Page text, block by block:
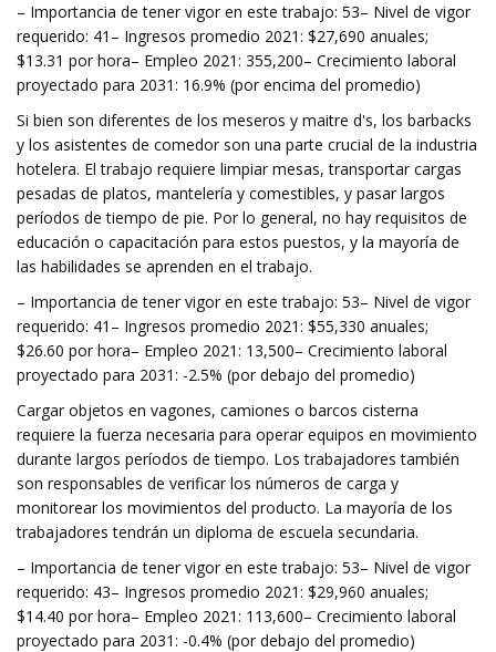
– Importancia de tener vigor en este trabajo: 53– Nivel de vigor
requerido: 41– Ingresos promedio 2021: $27,690 anuales;
$13.31 por hora– Empleo 2021: 355,200– Crecimiento laboral
proyectado para 2031: 16.9% (por encima del promedio)
Si bien son diferentes de los meseros y maitre d's, los barbacks
y los asistentes de comedor son una parte crucial de la industria
hotelera. El trabajo requiere limpiar mesas, transportar cargas
pesadas de platos, mantelería y comestibles, y pasar largos
períodos de tiempo de pie. Por lo general, no hay requisitos de
educación o capacitación para estos puestos, y la mayoría de
las habilidades se aprenden en el trabajo.
– Importancia de tener vigor en este trabajo: 53– Nivel de vigor
requerido: 41– Ingresos promedio 2021: $55,330 anuales;
$26.60 por hora– Empleo 2021: 13,500– Crecimiento laboral
proyectado para 2031: -2.5% (por debajo del promedio)
Cargar objetos en vagones, camiones o barcos cisterna
requiere la fuerza necesaria para operar equipos en movimiento
durante largos períodos de tiempo. Los trabajadores también
son responsables de verificar los números de carga y
monitorear los movimientos del producto. La mayoría de los
trabajadores tendrán un diploma de escuela secundaria.
– Importancia de tener vigor en este trabajo: 53– Nivel de vigor
requerido: 43– Ingresos promedio 2021: $29,960 anuales;
$14.40 por hora– Empleo 2021: 113,600– Crecimiento laboral
proyectado para 2031: -0.4% (por debajo del promedio)